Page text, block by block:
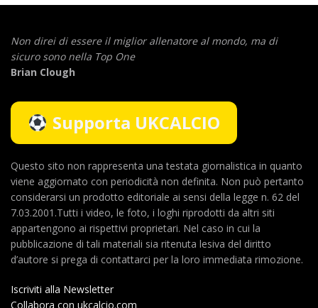
Non direi di essere il miglior allenatore al mondo, ma di
sicuro sono nella Top One
Brian Clough
Supporta UKCALCIO
Questo sito non rappresenta una testata giornalistica in quanto
viene aggiornato con periodicità non definita. Non può pertanto
considerarsi un prodotto editoriale ai sensi della legge n. 62 del
7.03.2001.Tutti i video, le foto, i loghi riprodotti da altri siti
appartengono ai rispettivi proprietari. Nel caso in cui la
pubblicazione di tali materiali sia ritenuta lesiva del diritto
d’autore si prega di contattarci per la loro immediata rimozione.
Iscriviti alla Newsletter
Collabora con ukcalcio.com